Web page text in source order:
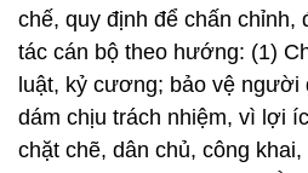
chế, quy định để chấn chỉnh,
tác cán bộ theo hướng: (1)
luật, kỷ cương; bảo vệ người
dám chịu trách nhiệm, vì lợi
chặt chẽ, dân chủ, công